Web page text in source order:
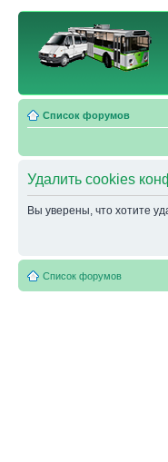
Список форумов
Удалить cookies
Вы уверены, что хотите
Список форумов